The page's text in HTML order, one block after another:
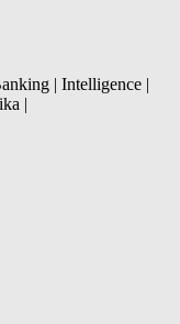
| Intelligence |
|